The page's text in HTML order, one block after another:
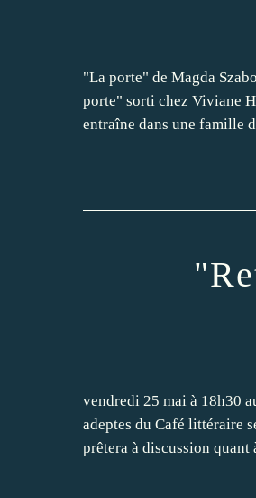
"La porte" de Magda
porte" sorti chez Viviane
entraîne dans une famille
vendredi 25 mai à 18h30
adeptes du Café littéraire
prêtera à discussion quant